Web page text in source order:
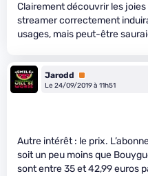
Clairement découvrir les
streamer correctement
usages, mais peut-être
Jarodd
Premium
Le 24/09/2019 à 11h51
Autre intérêt : le prix.
soit un peu moins que
sont entre 35 et 42,99 euros